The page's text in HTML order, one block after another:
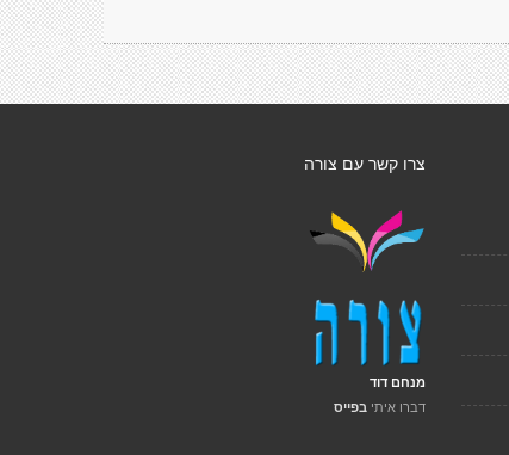
צרו קשר עם צורה
מנחם דוד
דברו איתי בפייס